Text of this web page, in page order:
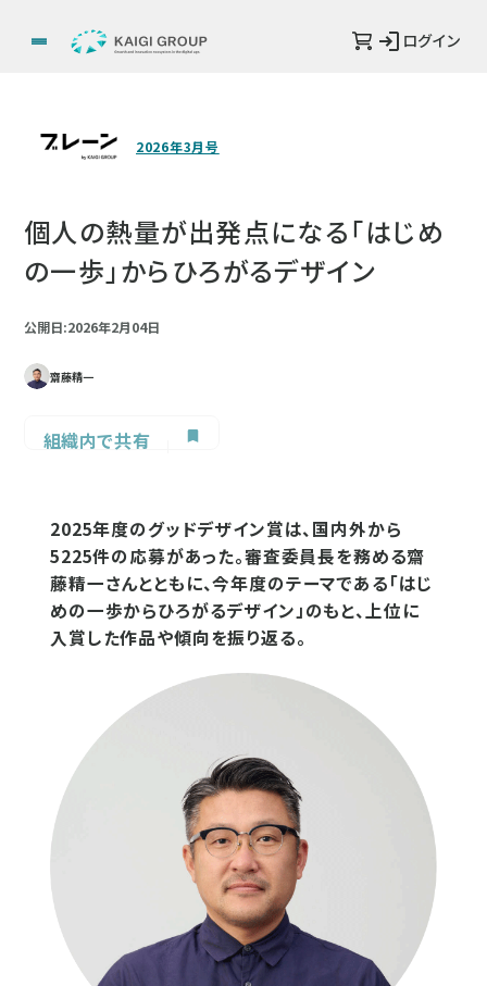
ログイン
2026年3月号
個人の熱量が出発点になる「はじめ
の一歩」からひろがるデザイン
公開日:2026年2月04日
齋藤精一
組織内で共有
2025年度のグッドデザイン賞は、国内外から
5225件の応募があった。審査委員長を務める齋
藤精一さんとともに、今年度のテーマである「はじ
めの一歩からひろがるデザイン」のもと、上位に
入賞した作品や傾向を振り返る。